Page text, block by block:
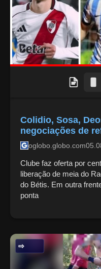
Colidio, Sosa,
negociações de
oglobo.globo.com
Clube faz oferta por
liberação de meia do
do Bétis. Em outra
ponta
SEGURANÇA PÚBLICA